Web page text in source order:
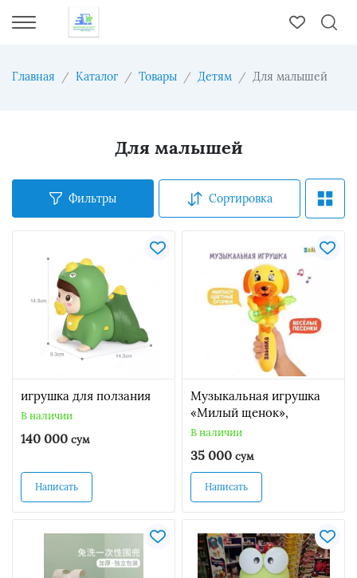
Главная Каталог Товары Детям Для малышей
Для малышей
Фильтры Сортировка
игрушка для ползания
В наличии
140 000 сум
Написать
Музыкальная игрушка
«Милый щенок»,
В наличии
35 000 сум
Написать